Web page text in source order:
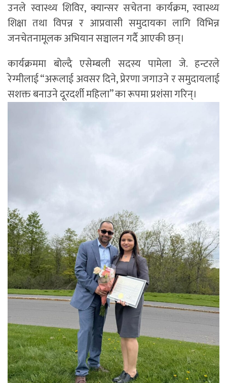
उनले स्वास्थ्य शिविर, क्यान्सर सचेतना कार्यक्रम, स्वास्थ्य
शिक्षा तथा विपन्न र आप्रवासी समुदायका लागि विभिन्न
जनचेतनामूलक अभियान सञ्चालन गर्दै आएकी छन्।
कार्यक्रममा बोल्दै एसेम्बली सदस्य पामेला जे. हन्टरले
रेग्मीलाई “अरूलाई अवसर दिने, प्रेरणा जगाउने र समुदायलाई
सशक्त बनाउने दूरदर्शी महिला” का रूपमा प्रशंसा गरिन्।